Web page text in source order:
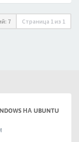
7 Страница 1 из 1
НА UBUNTU